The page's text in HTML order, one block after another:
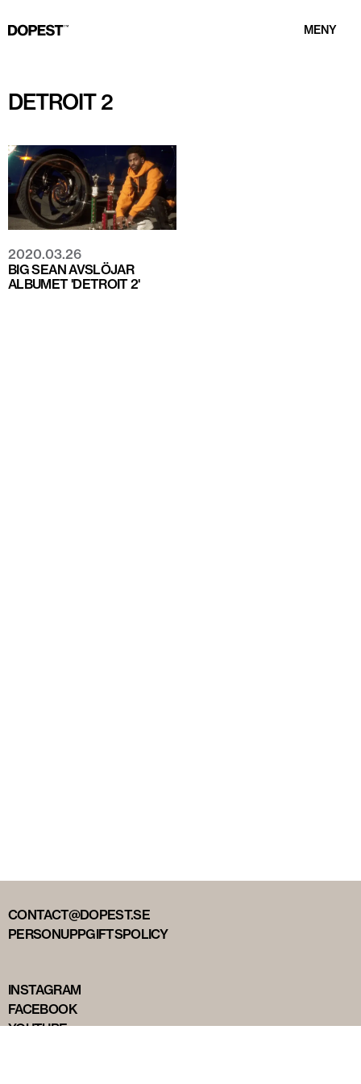
MENY
DETROIT 2
2020.03.26
BIG SEAN AVSLÖJAR
ALBUMET 'DETROIT 2'
CONTACT@DOPEST.SE
PERSONUPPGIFTSPOLICY
INSTAGRAM
FACEBOOK
YOUTUBE